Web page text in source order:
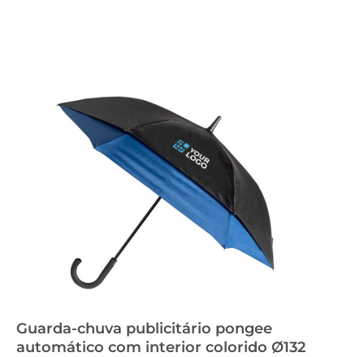
Guarda-chuva publicitário pongee
automático com interior colorido Ø132